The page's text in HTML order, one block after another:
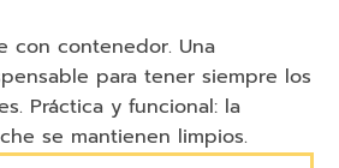
con contenedor. Una
para tener siempre los
Práctica y funcional: la
se mantienen limpios.